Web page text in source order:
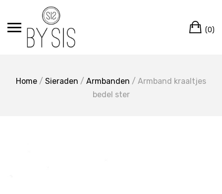
(0)
Home / Sieraden / Armbanden / Armband kraaltjes
bedel ster